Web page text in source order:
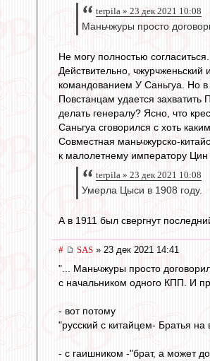
terpila » 23 дек 2021 10:08
Маньчжуры просто
Не могу полностью
Действительно,
командованием У Саньгуа. Но в
Повстанцам удается
делать генералу? Ясно, что
Саньгуа сговорился с хоть
Совместная маньчжурско-
к малолетнему императору Цин
terpila » 23 дек 2021 10:08
Умерла Цыси в 1908 году.
А в 1911 был свергнут
# SAS » 23 дек 2021 14:41
"... Маньчжуры просто
с начальником одного КПП. И
- вот потому
"русский с китайцем- Братья на
- с гаишником -"брат, а может